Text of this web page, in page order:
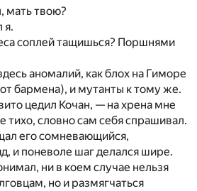
мать твою?
я.
соплей тащишься? Поршнями
аномалий, как блох на Гиморе
бармена), и мутанты к тому же.
цедил Кочан, — на хрена мне
тихо, словно сам себя спрашивал.
его сомневающийся,
и поневоле шаг делался шире.
ни в коем случае нельзя
но и размягчаться